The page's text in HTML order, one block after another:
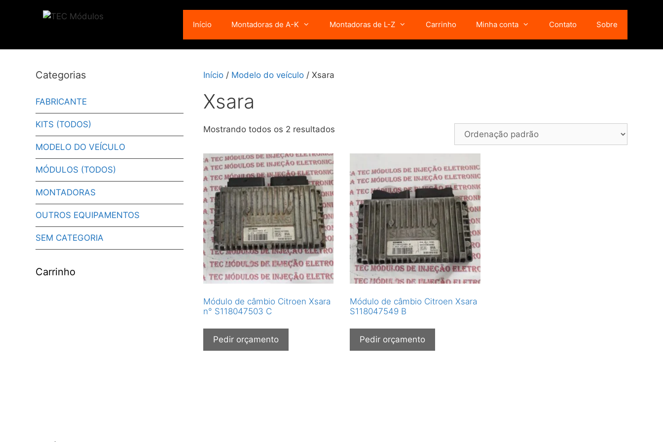
Início Montadoras de A-K Montadoras de L-Z Carrinho Minha conta Contato Sobre
Início / Modelo do veículo / Xsara
Xsara
Mostrando todos os 2 resultados
Módulo de câmbio Citroen Xsara
n° S118047503 C
Pedir orçamento
Módulo de câmbio Citroen Xsara
S118047549 B
Pedir orçamento
Categorias
FABRICANTE
KITS (TODOS)
MODELO DO VEÍCULO
MÓDULOS (TODOS)
MONTADORAS
OUTROS EQUIPAMENTOS
SEM CATEGORIA
Carrinho